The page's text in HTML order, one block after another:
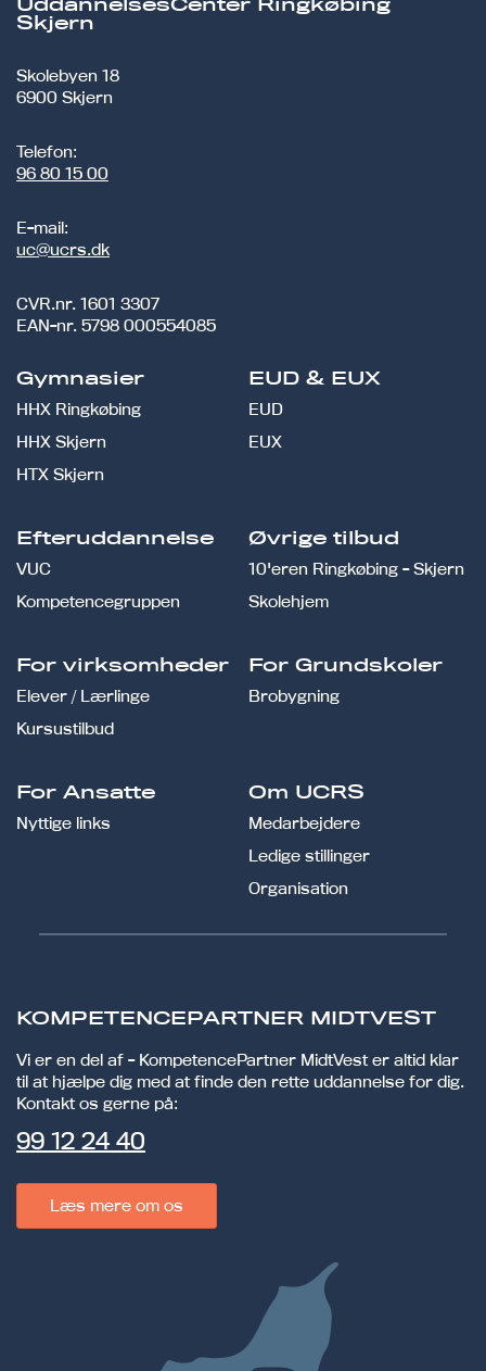
UddannelsesCenter Ringkøbing
Skjern
Skolebyen 18
6900 Skjern
Telefon:
96 80 15 00
E-mail:
uc@ucrs.dk
CVR.nr. 1601 3307
EAN-nr. 5798 000554085
Gymnasier
HHX Ringkøbing
HHX Skjern
HTX Skjern
EUD & EUX
EUD
EUX
Efteruddannelse
VUC
Kompetencegruppen
Øvrige tilbud
10'eren Ringkøbing - Skjern
Skolehjem
For virksomheder
Elever / Lærlinge
Kursustilbud
For Grundskoler
Brobygning
For Ansatte
Nyttige links
Om UCRS
Medarbejdere
Ledige stillinger
Organisation
KOMPETENCEPARTNER MIDTVEST
Vi er en del af - KompetencePartner MidtVest er altid klar
til at hjælpe dig med at finde den rette uddannelse for dig.
Kontakt os gerne på:
99 12 24 40
Læs mere om os